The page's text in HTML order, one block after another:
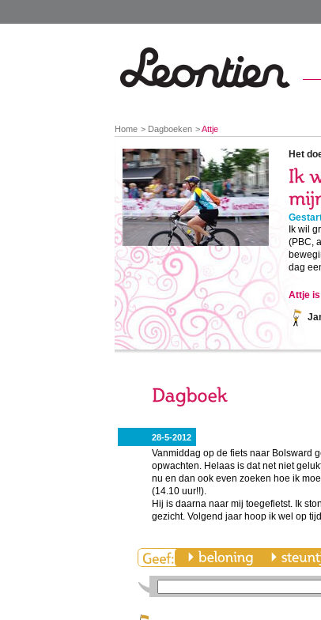
You
are
here:
Home Dagboeken Attje
Het
Ik wil
(PBC,
dag
Attje is
28-5-2012
Vanmiddag op de fiets naar Bolsward
opwachten. Helaas is dat net niet
nu en dan ook even zoeken hoe ik
(14.10 uur!!).
Hij is daarna naar mij toegefietst. Ik
gezicht. Volgend jaar hoop ik wel op